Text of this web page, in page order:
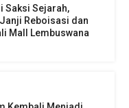
Saksi Sejarah,
Reboisasi dan
Mall Lembuswana